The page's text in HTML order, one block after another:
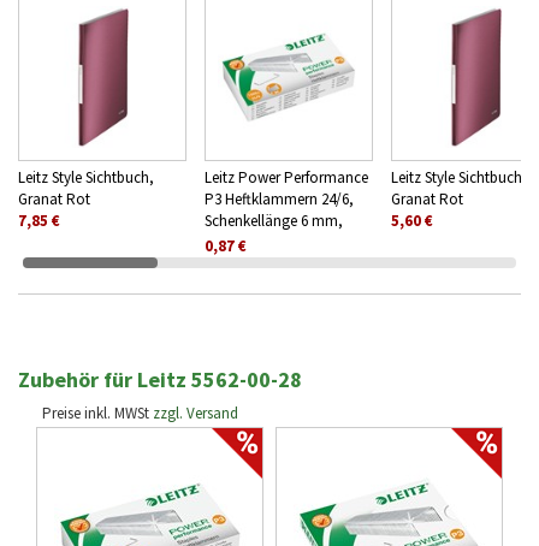
Leitz Style Sichtbuch,
Granat Rot
7,85 €
Leitz Power Performance
P3 Heftklammern 24/6,
Schenkellänge 6 mm,
1000 Stück
0,87 €
Leitz Style Sichtbuch,
Granat Rot
5,60 €
Zubehör für Leitz 5562-00-28
Preise inkl. MWSt zzgl. Versand